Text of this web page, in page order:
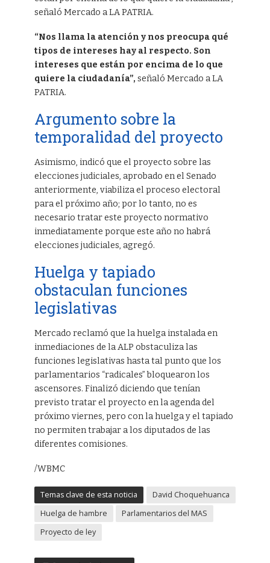
señaló Mercado a LA PATRIA.
“Nos llama la atención y nos preocupa qué
tipos de intereses hay al respecto. Son
intereses que están por encima de lo que
quiere la ciudadanía”, señaló Mercado a LA
PATRIA.
Argumento sobre la
temporalidad del proyecto
Asimismo, indicó que el proyecto sobre las
elecciones judiciales, aprobado en el Senado
anteriormente, viabiliza el proceso electoral
para el próximo año; por lo tanto, no es
necesario tratar este proyecto normativo
inmediatamente porque este año no habrá
elecciones judiciales, agregó.
Huelga y tapiado
obstaculan funciones
legislativas
Mercado reclamó que la huelga instalada en
inmediaciones de la ALP obstaculiza las
funciones legislativas hasta tal punto que los
parlamentarios “radicales” bloquearon los
ascensores. Finalizó diciendo que tenían
previsto tratar el proyecto en la agenda del
próximo viernes, pero con la huelga y el tapiado
no permiten trabajar a los diputados de las
diferentes comisiones.
/WBMC
Temas clave de esta noticia
David Choquehuanca
Huelga de hambre
Parlamentarios del MAS
Proyecto de ley